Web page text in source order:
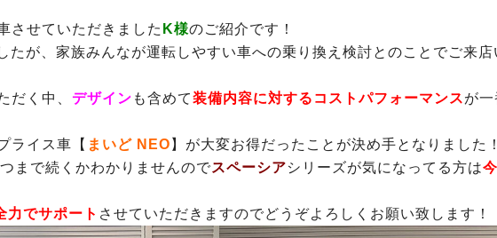
させていただきました K様のご紹介です！
たが、家族みんなが運転しやすい車への乗り換え検討とのことでご来店
だく中、 デザイン も含めて装備内容に対するコストパフォーマンスが一
ライス車【 まいど NEO 】が大変お得だったことが決め手となりました
まで続くかわかりませんのでスペーシアシリーズが気になってる方は
力でサポート させていただきますのでどうぞよろしくお願い致します！